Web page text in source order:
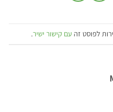
לפוסט זה עם קישור ישיר.